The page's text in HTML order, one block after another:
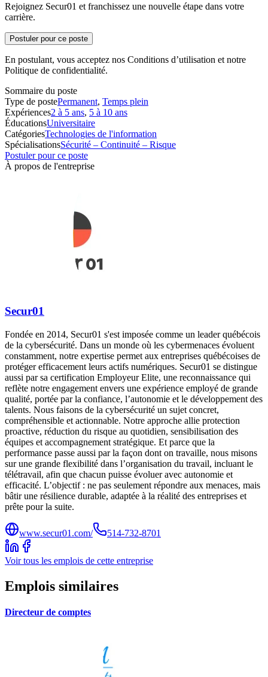
Rejoignez Secur01 et franchissez une nouvelle étape dans votre
carrière.
Postuler pour ce poste
En postulant, vous acceptez nos Conditions d’utilisation et notre
Politique de confidentialité.
Sommaire du poste
Type de postePermanent, Temps plein
Expériences2 à 5 ans, 5 à 10 ans
ÉducationsUniversitaire
CatégoriesTechnologies de l'information
SpécialisationsSécurité – Continuité – Risque
Postuler pour ce poste
À propos de l'entreprise
Secur01
Fondée en 2014, Secur01 s'est imposée comme un leader québécois
de la cybersécurité. Dans un monde où les cybermenaces évoluent
constamment, notre expertise permet aux entreprises québécoises de
protéger efficacement leurs actifs numériques. Secur01 se distingue
aussi par sa certification Employeur Elite, une reconnaissance qui
reflète notre engagement envers une expérience employé de grande
qualité, portée par la confiance, l’autonomie et le développement des
talents. Nous faisons de la cybersécurité un sujet concret,
compréhensible et actionnable. Notre approche allie protection
proactive, réduction du risque au quotidien, sensibilisation des
équipes et accompagnement stratégique. Et parce que la
performance passe aussi par la façon dont on travaille, nous misons
sur une grande flexibilité dans l’organisation du travail, incluant le
télétravail, afin que chacun puisse évoluer avec autonomie et
efficacité. L’objectif : ne pas seulement répondre aux menaces, mais
bâtir une résilience durable, adaptée à la réalité des entreprises et
prête pour la suite.
www.secur01.com/ 514-732-8701
Voir tous les emplois de cette entreprise
Emplois similaires
Directeur de comptes